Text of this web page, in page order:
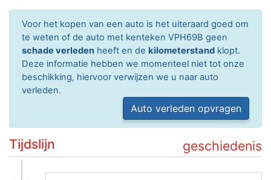
Voor het kopen van een auto is het uiteraard goed om
te weten of de auto met kenteken VPH69B geen
schade verleden heeft en de kilometerstand klopt.
Deze informatie hebben we momenteel niet tot onze
beschikking, hiervoor verwijzen we u naar auto
verleden.
Auto verleden opvragen
geschiedenis
Tijdslijn